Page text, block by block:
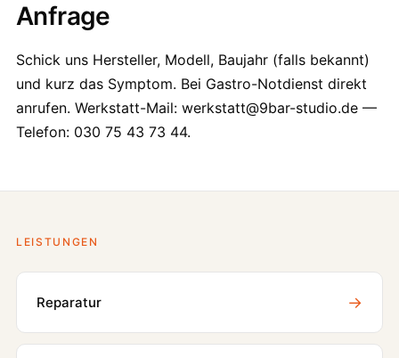
Anfrage
Schick uns Hersteller, Modell, Baujahr (falls bekannt)
und kurz das Symptom. Bei Gastro-Notdienst direkt
anrufen. Werkstatt-Mail: werkstatt@9bar-studio.de —
Telefon: 030 75 43 73 44.
LEISTUNGEN
Reparatur →